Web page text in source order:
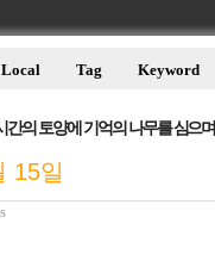
간의 토양에 기억의 나무를 심으며
Local Tag Keyword
15일